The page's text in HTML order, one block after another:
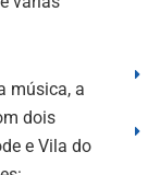
música, a
dois
e Vila do